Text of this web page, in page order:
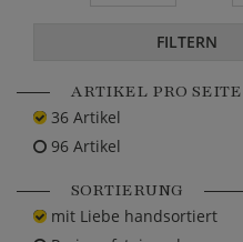
FILTERN
ARTIKEL PRO SEITE
36 Artikel
96 Artikel
SORTIERUNG
mit Liebe handsortiert